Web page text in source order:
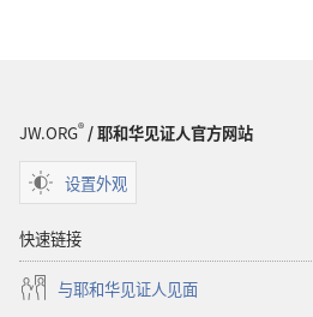
JW.ORG®/ 耶和华见证人官方网站
设置外观
快速链接
与耶和华见证人见面